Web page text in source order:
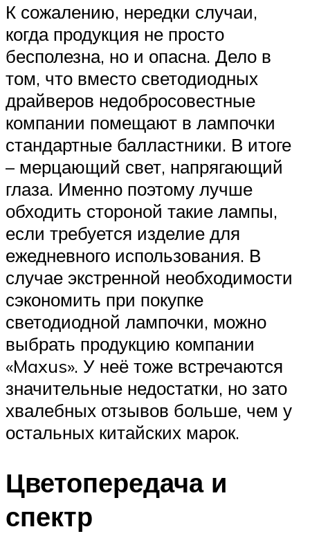
К сожалению, нередки случаи,
когда продукция не просто
бесполезна, но и опасна. Дело в
том, что вместо светодиодных
драйверов недобросовестные
компании помещают в лампочки
стандартные балластники. В итоге
– мерцающий свет, напрягающий
глаза. Именно поэтому лучше
обходить стороной такие лампы,
если требуется изделие для
ежедневного использования. В
случае экстренной необходимости
сэкономить при покупке
светодиодной лампочки, можно
выбрать продукцию компании
«Maxus». У неё тоже встречаются
значительные недостатки, но зато
хвалебных отзывов больше, чем у
остальных китайских марок.
Цветопередача и
спектр